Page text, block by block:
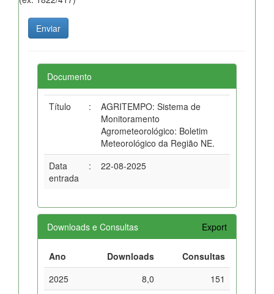
Documento
Título :
AGRITEMPO: Sistema de
Monitoramento
Agrometeorológico: Boletim
Meteorológico da Região NE.
Data
entrada
: 22-08-2025
Downloads e Consultas Export
Ano Downloads
Consultas
2025
8,0
151